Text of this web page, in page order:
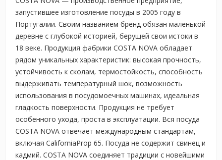
запустившее изготовление посуды в 2005 году в
Португалии. Своим названием бренд обязан маленькой
деревне с глубокой историей, берущей свои истоки в
18 веке. Продукция фабрики COSTA NOVA обладает
рядом уникальных характеристик: высокая прочность,
устойчивость к сколам, термостойкость, способность
выдерживать температурный шок, возможность
использования в посудомоечных машинах, идеальная
гладкость поверхности. Продукция не требует
особенного ухода, проста в эксплуатации. Вся посуда
COSTA NOVA отвечает международным стандартам,
включая CaliforniaProp 65. Посуда не содержит свинец и
кадмий. COSTA NOVA соединяет традиции с новейшими